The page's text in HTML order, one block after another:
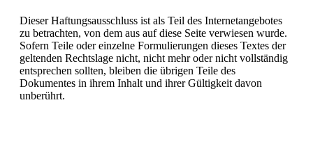
Dieser Haftungsausschluss ist als Teil des Internetangebotes
zu betrachten, von dem aus auf diese Seite verwiesen wurde.
Sofern Teile oder einzelne Formulierungen dieses Textes der
geltenden Rechtslage nicht, nicht mehr oder nicht vollständig
entsprechen sollten, bleiben die übrigen Teile des
Dokumentes in ihrem Inhalt und ihrer Gültigkeit davon
unberührt.